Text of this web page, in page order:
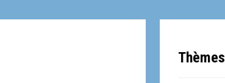
Thèmes